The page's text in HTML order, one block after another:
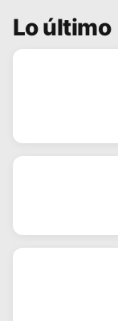
Lo último